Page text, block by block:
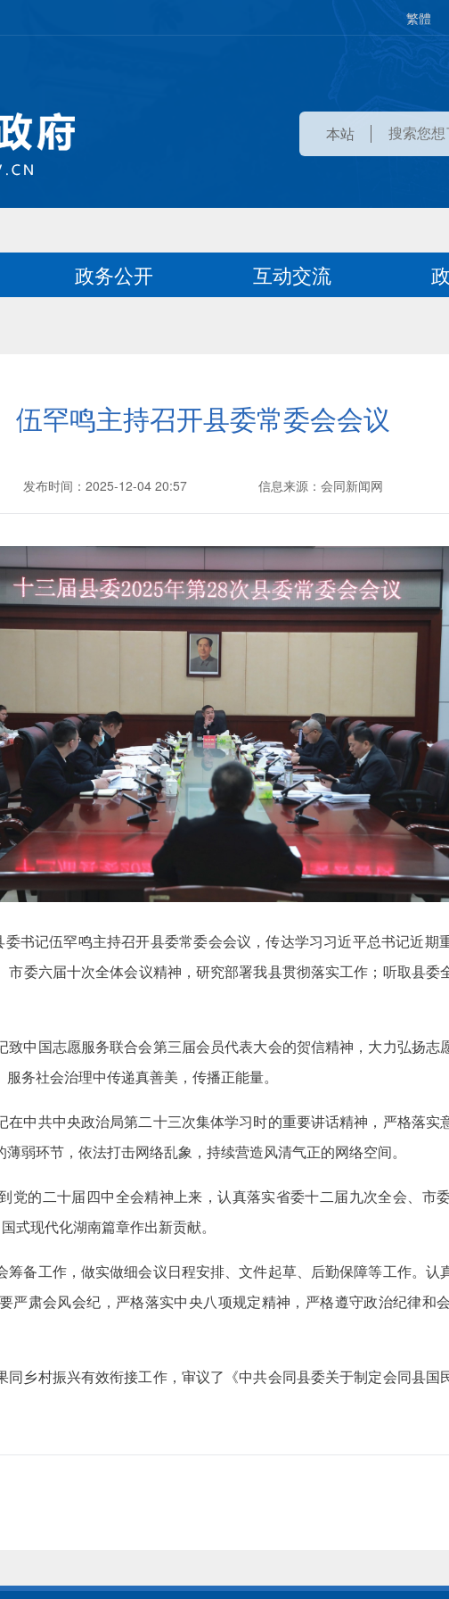
繁體
本站
政务公开 互动交流
伍罕鸣主持召开县委常委会会议
发布时间：2025-12-04 20:57 信息来源：会同新闻网
书记伍罕鸣主持召开县委常委会会议，传达学习习近平总书记近期
委六届十次全体会议精神，研究部署我县贯彻落实工作；听取县
中国志愿服务联合会第三届会员代表大会的贺信精神，大力弘扬志
务社会治理中传递真善美，传播正能量。
中共中央政治局第二十三次集体学习时的重要讲话精神，严格落实
弱环节，依法打击网络乱象，持续营造风清气正的网络空间。
党的二十届四中全会精神上来，认真落实省委十二届九次全会、市
式现代化湖南篇章作出新贡献。
备工作，做实做细会议日程安排、文件起草、后勤保障等工作。认
严肃会风会纪，严格落实中央八项规定精神，严格遵守政治纪律和
乡村振兴有效衔接工作，审议了《中共会同县委关于制定会同县